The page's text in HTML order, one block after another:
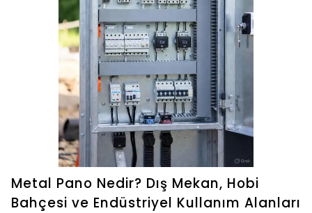
Metal Pano Nedir? Dış Mekan, Hobi
Bahçesi ve Endüstriyel Kullanım Alanları